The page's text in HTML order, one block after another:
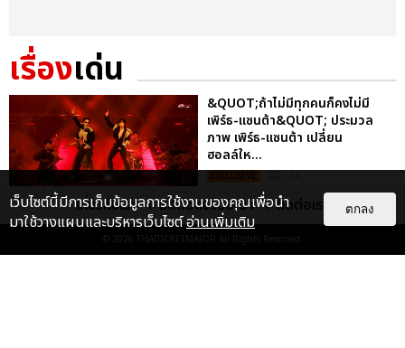
เรื่องเด่น
&QUOT;ถ้าไม่มีทุกคนก็คงไม่มี
เพิร์ธ-แซนต้า&QUOT; ประมวล
ภาพ เพิร์ธ-แซนต้า เปลี่ยน
ฮอลล์ให...
EXCLUSIVE
ไม่ว่าจะวันนี้หรือวันไหน ก็จะยังภูมิใจ
ในตัว &QUOT;แจบอม&QUOT;
เกี่ยวกับเรา ติดต่อลงโฆษณา ติดต่อเรา
© 2026 THAITICKETMAJOR All Rights Reserved.
เว็บไซต์นี้มีการเก็บข้อมูลการใช้งานของคุณเพื่อนำ
มาใช้วางแผนและบริหารเว็บไซต์อ่านเพิ่มเติม
ตกลง